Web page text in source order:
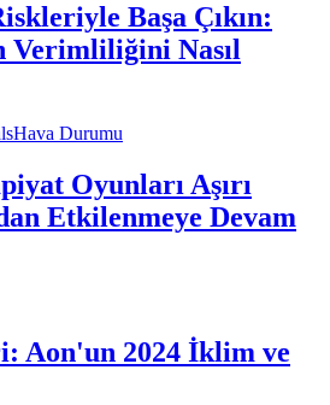
Başa Çıkın:
Verimliliğini Nasıl
Hava Durumu
Oyunları Aşırı
Etkilenmeye Devam
Aon'un 2024 İklim ve